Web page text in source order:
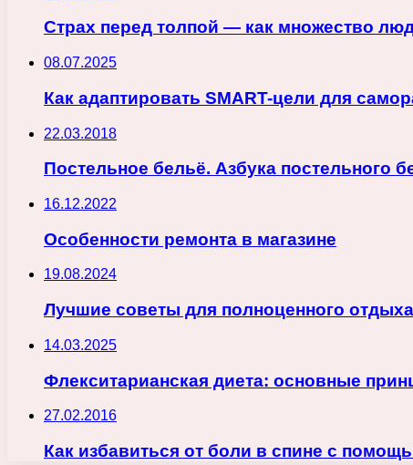
Страх перед толпой — как множество
08.07.2025
Как адаптировать SMART-цели для
22.03.2018
Постельное бельё. Азбука постельного
16.12.2022
Особенности ремонта в магазине
19.08.2024
Лучшие советы для полноценного
14.03.2025
Флекситарианская диета: основные
27.02.2016
Как избавиться от боли в спине с